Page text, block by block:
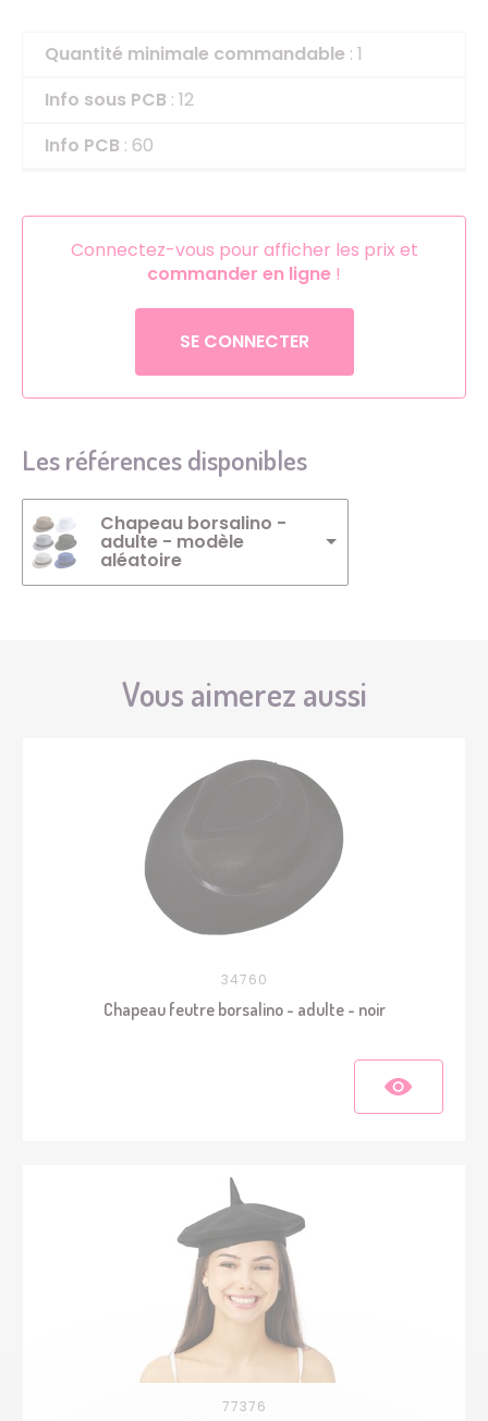
Quantité minimale commandable : 1
Info sous PCB : 12
Info PCB : 60
Connectez-vous pour afficher les prix et
commander en ligne !
SE CONNECTER
Les références disponibles
Chapeau borsalino -
adulte - modèle
aléatoire
Vous aimerez aussi
34760
Chapeau feutre borsalino - adulte - noir
77376